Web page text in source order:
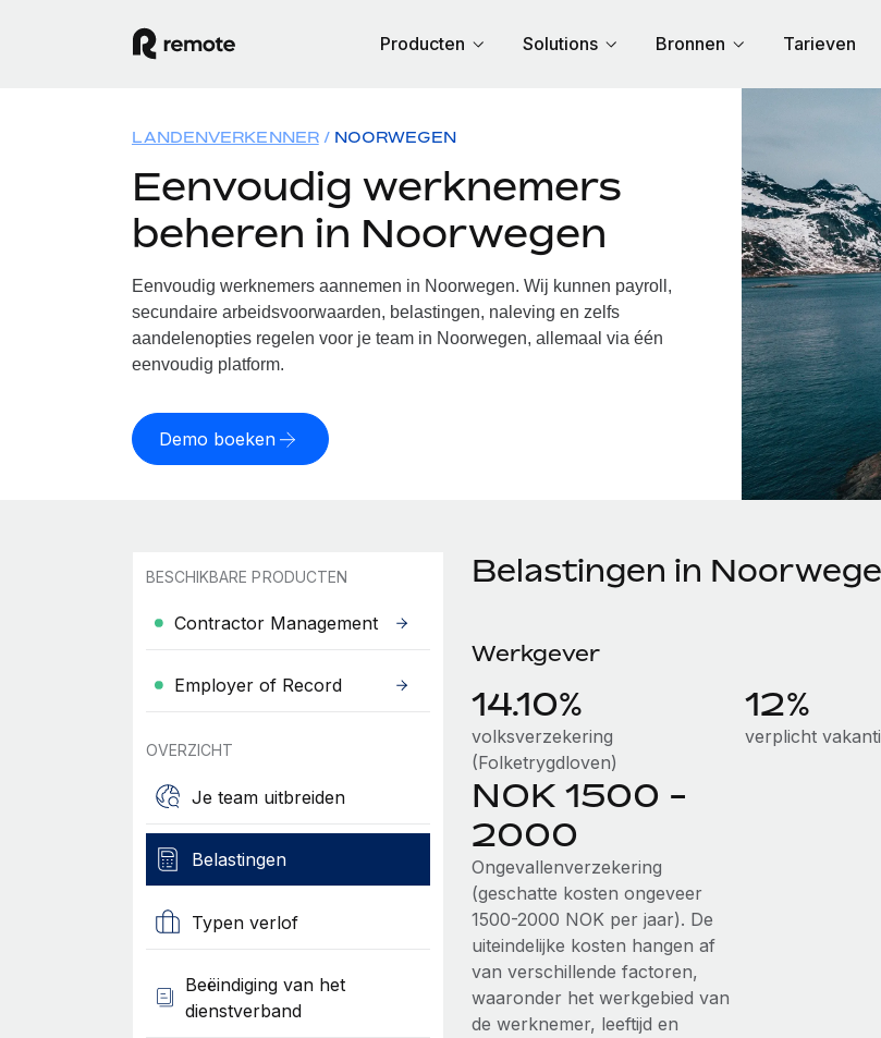
Producten Solutions Bronnen Tarieven
LANDENVERKENNER NOORWEGEN
Eenvoudig werknemers
beheren in Noorwegen
Eenvoudig werknemers aannemen in Noorwegen. Wij kunnen payroll,
secundaire arbeidsvoorwaarden, belastingen, naleving en zelfs
aandelenopties regelen voor je team in Noorwegen, allemaal via één
eenvoudig platform.
Demo boeken
BESCHIKBARE PRODUCTEN
Contractor Management
Employer of Record
OVERZICHT
Je team uitbreiden
Belastingen
Typen verlof
Beëindiging van het
dienstverband
Belastingen in
Werkgever
14.10%
volksverzekering
(Folketrygdloven)
12%
verplicht
NOK 1500 -
2000
Ongevallenverzekering
(geschatte kosten ongeveer
1500-2000 NOK per jaar). De
uiteindelijke kosten hangen af
van verschillende factoren,
waaronder het werkgebied van
de werknemer, leeftijd en